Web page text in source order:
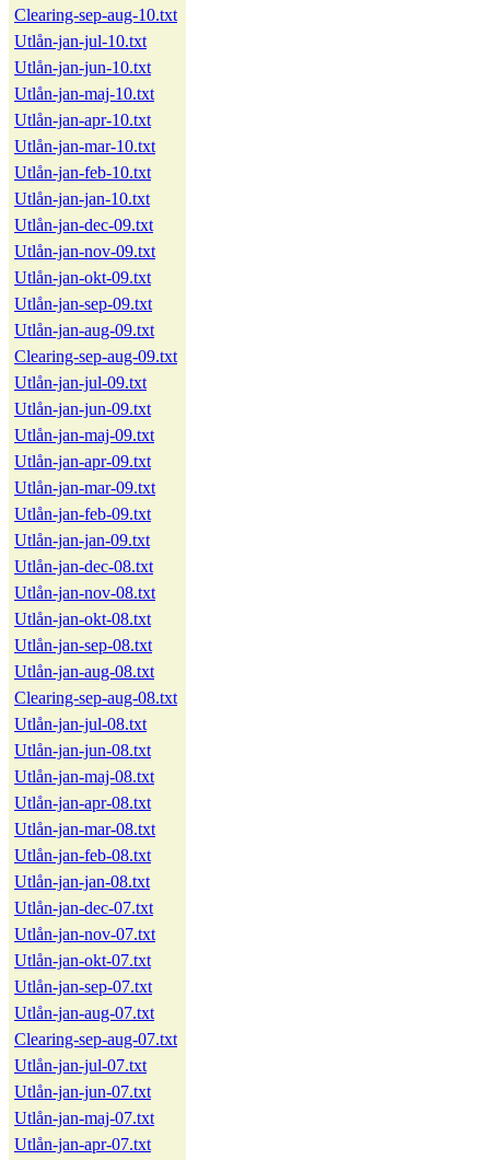
Clearing-sep-aug-10.txt
Utlån-jan-jul-10.txt
Utlån-jan-jun-10.txt
Utlån-jan-maj-10.txt
Utlån-jan-apr-10.txt
Utlån-jan-mar-10.txt
Utlån-jan-feb-10.txt
Utlån-jan-jan-10.txt
Utlån-jan-dec-09.txt
Utlån-jan-nov-09.txt
Utlån-jan-okt-09.txt
Utlån-jan-sep-09.txt
Utlån-jan-aug-09.txt
Clearing-sep-aug-09.txt
Utlån-jan-jul-09.txt
Utlån-jan-jun-09.txt
Utlån-jan-maj-09.txt
Utlån-jan-apr-09.txt
Utlån-jan-mar-09.txt
Utlån-jan-feb-09.txt
Utlån-jan-jan-09.txt
Utlån-jan-dec-08.txt
Utlån-jan-nov-08.txt
Utlån-jan-okt-08.txt
Utlån-jan-sep-08.txt
Utlån-jan-aug-08.txt
Clearing-sep-aug-08.txt
Utlån-jan-jul-08.txt
Utlån-jan-jun-08.txt
Utlån-jan-maj-08.txt
Utlån-jan-apr-08.txt
Utlån-jan-mar-08.txt
Utlån-jan-feb-08.txt
Utlån-jan-jan-08.txt
Utlån-jan-dec-07.txt
Utlån-jan-nov-07.txt
Utlån-jan-okt-07.txt
Utlån-jan-sep-07.txt
Utlån-jan-aug-07.txt
Clearing-sep-aug-07.txt
Utlån-jan-jul-07.txt
Utlån-jan-jun-07.txt
Utlån-jan-maj-07.txt
Utlån-jan-apr-07.txt